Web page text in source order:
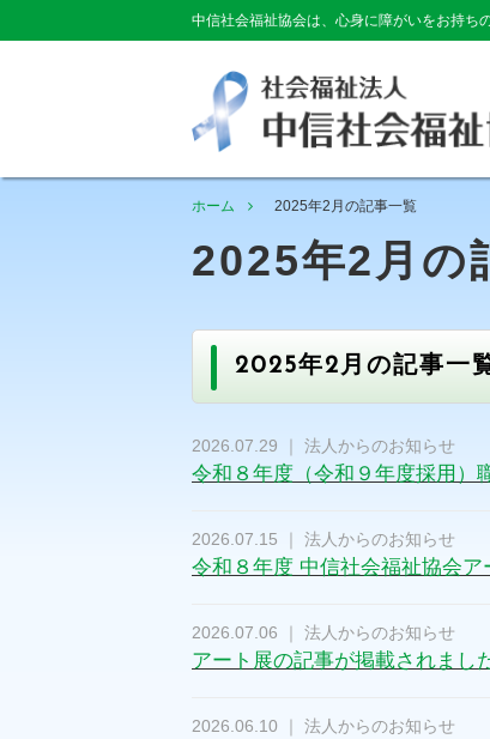
中信社会福祉協会は、心身に障がいをお持ち
ホーム 2025年2月の記事一覧
2025年2月の
2025年2月の記事一
2026.07.29 ｜ 法人からのお知らせ
令和８年度（令和９年度採用）
2026.07.15 ｜ 法人からのお知らせ
令和８年度 中信社会福祉協会
2026.07.06 ｜ 法人からのお知らせ
アート展の記事が掲載されまし
2026.06.10 ｜ 法人からのお知らせ